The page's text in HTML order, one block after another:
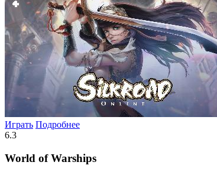
Играть Подробнее
6.3
World of Warships